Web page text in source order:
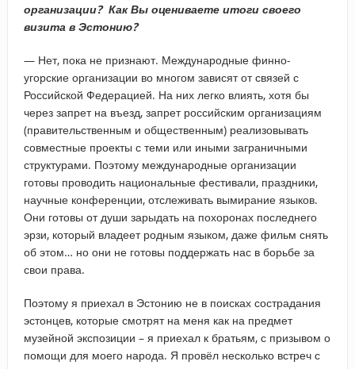
организации? Как Вы оцениваете итоги своего
визита в Эстонию?
— Нет, пока не признают. Международные финно-
угорские организации во многом зависят от связей с
Российской Федерацией. На них легко влиять, хотя бы
через запрет на въезд, запрет российским организациям
(правительственным и общественным) реализовывать
совместные проекты с теми или иными заграничными
структурами. Поэтому международные организации
готовы проводить национальные фестивали, праздники,
научные конференции, отслеживать вымирание языков.
Они готовы от души зарыдать на похоронах последнего
эрзи, который владеет родным языком, даже фильм снять
об этом… но они не готовы поддержать нас в борьбе за
свои права.
Поэтому я приехал в Эстонию не в поисках сострадания
эстонцев, которые смотрят на меня как на предмет
музейной экспозиции – я приехал к братьям, с призывом о
помощи для моего народа. Я провёл несколько встреч с